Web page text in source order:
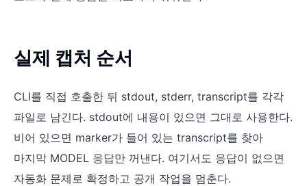
실제 캡처 순서
CLI를 직접 호출한 뒤 stdout, stderr, transcript를 각각
파일로 남긴다. stdout에 내용이 있으면 그대로 사용한다.
비어 있으면 marker가 들어 있는 transcript를 찾아
마지막 MODEL 응답만 꺼낸다. 여기서도 응답이 없으면
자동화 문제로 확정하고 공개 작업을 멈춘다.